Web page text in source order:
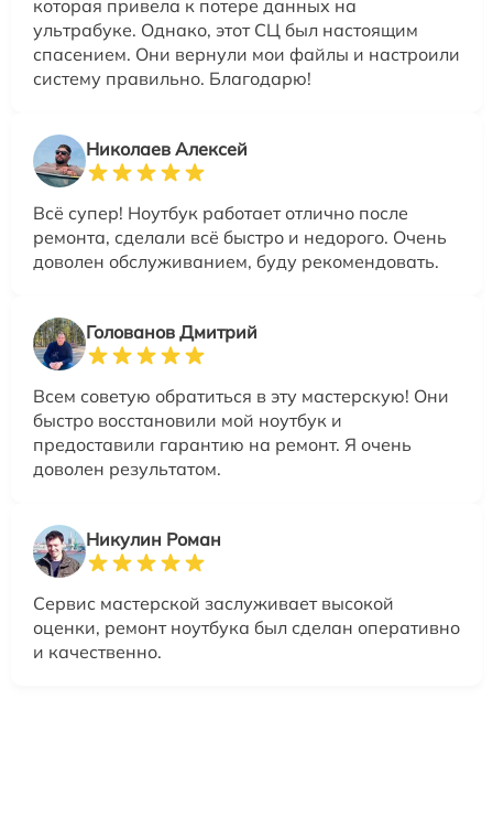
которая привела к потере данных на
ультрабуке. Однако, этот СЦ был настоящим
спасением. Они вернули мои файлы и настроили
систему правильно. Благодарю!
Николаев Алексей
Всё супер! Ноутбук работает отлично после
ремонта, сделали всё быстро и недорого. Очень
доволен обслуживанием, буду рекомендовать.
Голованов Дмитрий
Всем советую обратиться в эту мастерскую! Они
быстро восстановили мой ноутбук и
предоставили гарантию на ремонт. Я очень
доволен результатом.
Никулин Роман
Сервис мастерской заслуживает высокой
оценки, ремонт ноутбука был сделан оперативно
и качественно.